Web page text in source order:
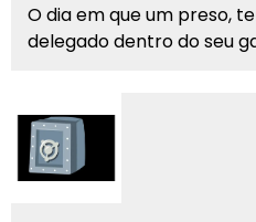
O dia em que um preso,
delegado dentro do seu